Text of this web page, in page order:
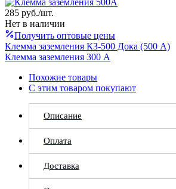
285 руб./шт.
Нет в наличии
Получить оптовые цены
Клемма заземления КЗ-500 Дока (500 А)
Клемма заземления 300 А
Похожие товары
С этим товаром покупают
Описание
Оплата
Доставка